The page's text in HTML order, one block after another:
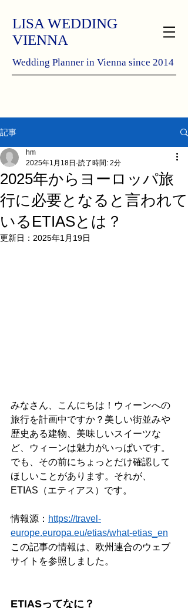
LISA WEDDING
VIENNA
Wedding Planner in Vienna since 2014
記事
2025年からヨーロッパ旅
行に必要となると言われて
いるETIASとは？
hm
2025年1月18日 読了時間: 2分
更新日： 2025年1月19日
みなさん、こんにちは！ウィーンへの
旅行を計画中ですか？美しい街並みや
歴史ある建物、美味しいスイーツな
ど、ウィーンは魅力がいっぱいです。
でも、その前にちょっとだけ確認して
ほしいことがあります。それが、
ETIAS（エティアス）です。
情報源： https://travel-
europe.europa.eu/etias/what-etias_en
この記事の情報は、欧州連合のウェブ
サイトを参照しました。
ETIASってなに？